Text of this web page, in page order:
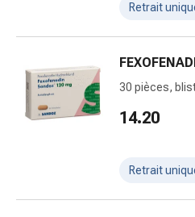
contention
Circulation
sanguine
Arrêter
de
Troubles
cardiaques
Retrait
30 pièces,
14.20
Retrait